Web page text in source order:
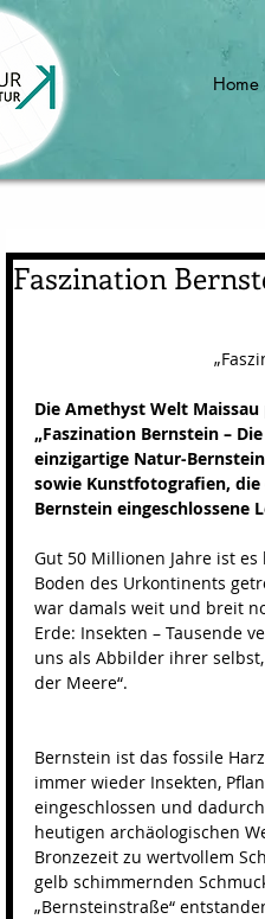
Home
Faszination
Die Amethyst Welt
„Faszination Bernstein –
einzigartige Natur-
sowie Kunstfotografien, die
Bernstein eingeschlossene
Gut 50 Millionen Jahre ist
Boden des Urkontinents
war damals weit und breit
Erde: Insekten – Tausende
uns als Abbilder ihrer
der Meere“.
Bernstein ist das fossile
immer wieder Insekten,
eingeschlossen und
heutigen archäologischen
Bronzezeit zu wertvollem
gelb schimmernden
„Bernsteinstraße“